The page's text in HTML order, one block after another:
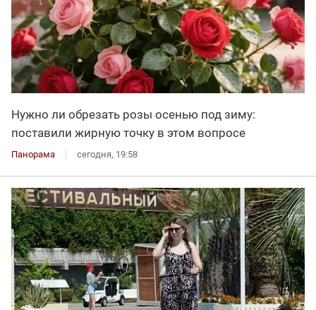
Нужно ли обрезать розы осенью под зиму:
поставили жирную точку в этом вопросе
Панорама сегодня, 19:58